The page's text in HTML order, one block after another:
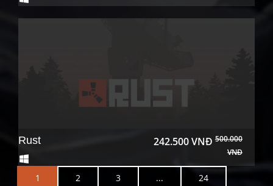
Rust 242.500 VNĐ 500.000
VNĐ
1 2 3 ... 24